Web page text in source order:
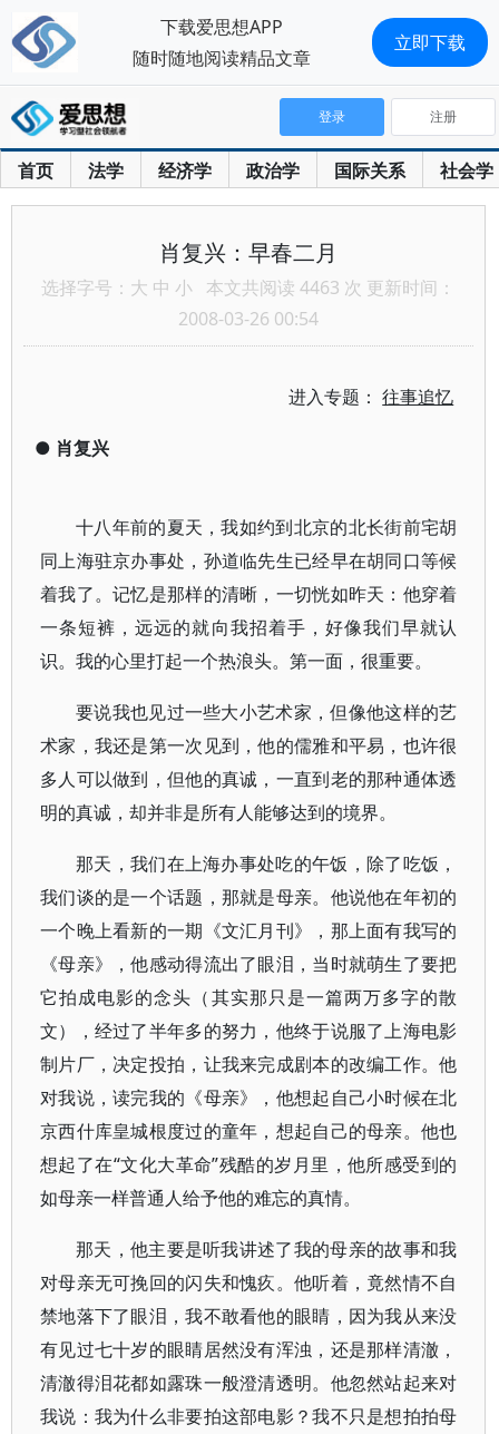
首页 法学 经济学 政治学 国际关系 社会学
登录 注册
肖复兴：早春二月
选择字号： 大 中 小 本文共阅读 4463 次 更新时间：
2008-03-26 00:54
进入专题：往事追忆
● 肖复兴
十八年前的夏天，我如约到北京的北长街前宅胡
同上海驻京办事处，孙道临先生已经早在胡同口等候
着我了。记忆是那样的清晰，一切恍如昨天：他穿着
一条短裤，远远的就向我招着手，好像我们早就认
识。我的心里打起一个热浪头。第一面，很重要。
要说我也见过一些大小艺术家，但像他这样的艺
术家，我还是第一次见到，他的儒雅和平易，也许很
多人可以做到，但他的真诚，一直到老的那种通体透
明的真诚，却并非是所有人能够达到的境界。
那天，我们在上海办事处吃的午饭，除了吃饭，
我们谈的是一个话题，那就是母亲。他说他在年初的
一个晚上看新的一期《文汇月刊》，那上面有我写的
《母亲》，他感动得流出了眼泪，当时就萌生了要把
它拍成电影的念头（其实那只是一篇两万多字的散
文），经过了半年多的努力，他终于说服了上海电影
制片厂，决定投拍，让我来完成剧本的改编工作。他
对我说，读完我的《母亲》，他想起自己小时候在北
京西什库皇城根度过的童年，想起自己的母亲。他也
想起了在“文化大革命”残酷的岁月里，他所感受到的
如母亲一样普通人给予他的难忘的真情。
那天，他主要是听我讲述了我的母亲的故事和我
对母亲无可挽回的闪失和愧疚。他听着，竟然情不自
禁地落下了眼泪，我不敢看他的眼睛，因为我从来没
有见过七十岁的眼睛居然没有浑浊，还是那样清澈，
清澈得泪花都如露珠一般澄清透明。他忽然站起来对
我说：我为什么非要拍这部电影？我不只是想拍拍母
下载爱思想APP
随时随地阅读精品文章
立即下载